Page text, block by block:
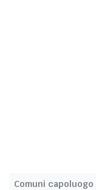
Comuni capoluogo